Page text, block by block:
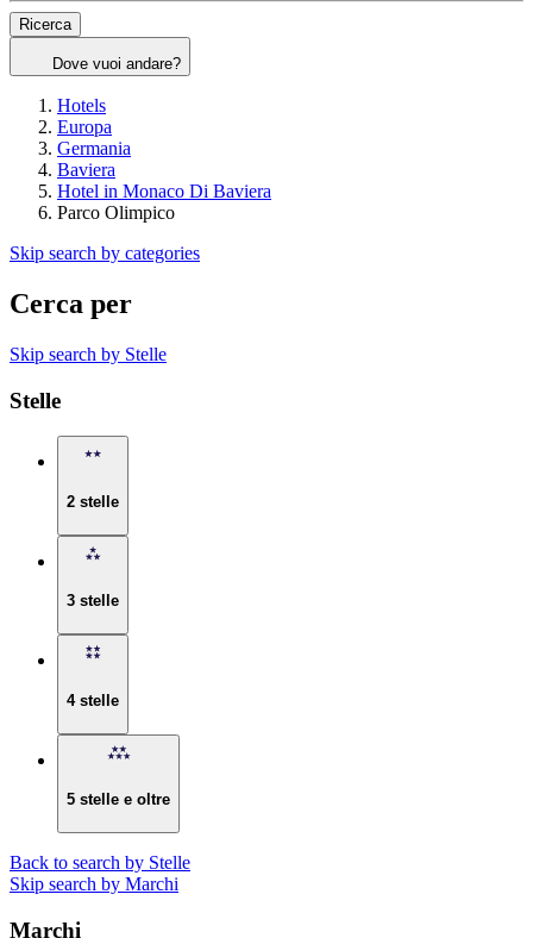
Ricerca
Dove vuoi andare?
Hotels
Europa
Germania
Baviera
Hotel in Monaco Di Baviera
Parco Olimpico
Skip search by categories
Cerca per
Skip search by Stelle
Stelle
2 stelle
3 stelle
4 stelle
5 stelle e oltre
Back to search by Stelle
Skip search by Marchi
Marchi